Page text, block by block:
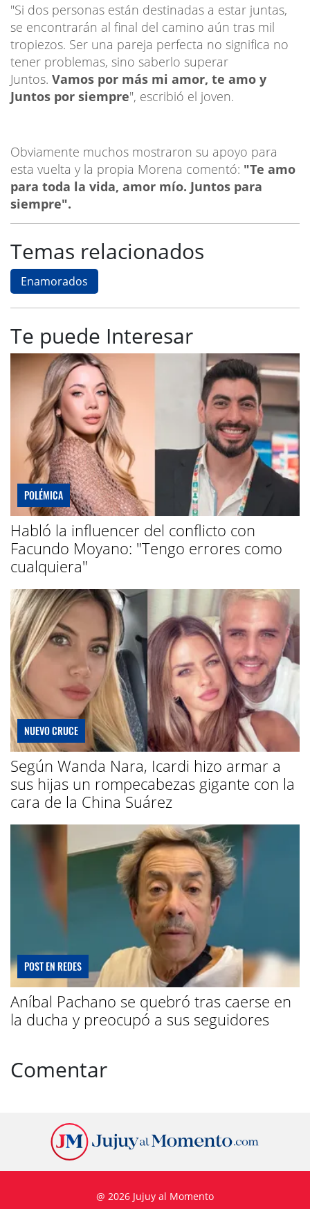
"Si dos personas están destinadas a estar juntas,
se encontrarán al final del camino aún tras mil
tropiezos. Ser una pareja perfecta no significa no
tener problemas, sino saberlo superar
Juntos. Vamos por más mi amor, te amo y
Juntos por siempre", escribió el joven.
Obviamente muchos mostraron su apoyo para
esta vuelta y la propia Morena comentó: "Te amo
para toda la vida, amor mío. Juntos para
siempre".
Temas relacionados
Enamorados
Te puede Interesar
POLÉMICA
Habló la influencer del conflicto con
Facundo Moyano: "Tengo errores como
cualquiera"
NUEVO CRUCE
Según Wanda Nara, Icardi hizo armar a
sus hijas un rompecabezas gigante con la
cara de la China Suárez
POST EN REDES
Aníbal Pachano se quebró tras caerse en
la ducha y preocupó a sus seguidores
Comentar
@ 2026 Jujuy al Momento